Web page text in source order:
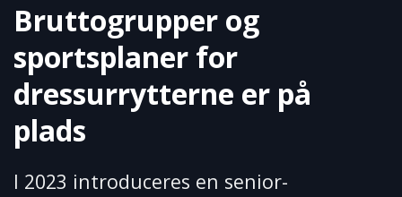
Bruttogrupper og
sportsplaner for
dressurrytterne er på
plads
I 2023 introduceres en senior-